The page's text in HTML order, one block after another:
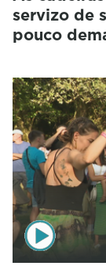
servizo de
pouco